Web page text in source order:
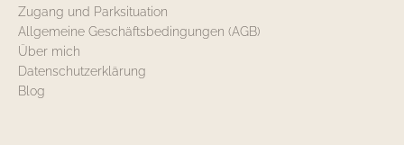
Zugang und Parksituation
Allgemeine Geschäftsbedingungen (AGB)
Über mich
Datenschutzerklärung
Blog